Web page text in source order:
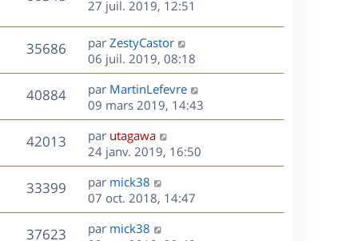
e
s
a
g
e
m
e
s
s
a
g
e
e
i
r
m
e
s
s
a
g
e
u
e
e
i
e
r
m
e
s
s
a
g
e
27 juil. 2019, 12:51
35686V
u
s
D
e
r
n
i
e
r
m
e
s
s
a
g
par ZestyCastor
06 juil. 2019, 08:18
40884V
u
e
s
D
e
r
n
i
e
r
m
e
s
par MartinLefevre
09 mars 2019, 14:43
42013V
u
s
D
e
r
n
i
e
r
par utagawa
24 janv. 2019, 16:50
33399V
u
D
e
r
n
par mick38
07 oct. 2018, 14:47
37623V
D
par mick38